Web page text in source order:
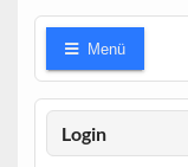
Menü
Login